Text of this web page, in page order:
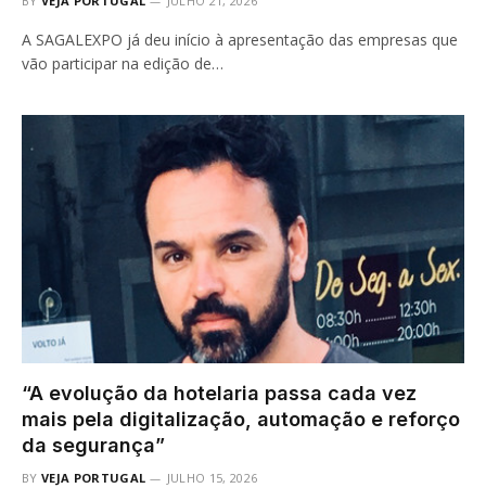
A SAGALEXPO já deu início à apresentação das empresas que
vão participar na edição de…
“A evolução da hotelaria passa cada vez
mais pela digitalização, automação e reforço
da segurança”
BY VEJA PORTUGAL JULHO 15, 2026